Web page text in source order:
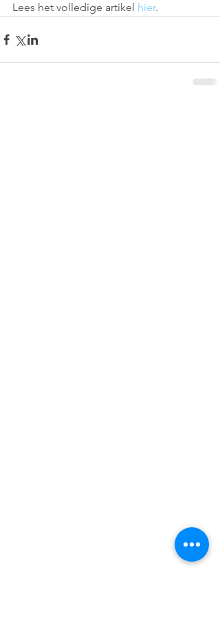
Lees het volledige artikel hier.